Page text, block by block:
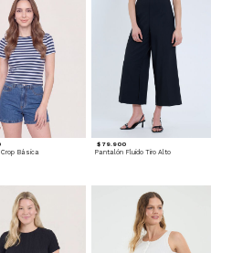
Básica
$ 79.900
Pantalón Fluido Tiro Alto